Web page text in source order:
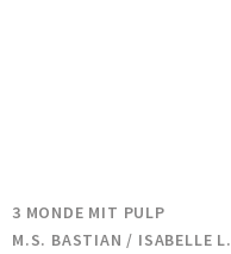
3 MONDE MIT PULP
M.S. BASTIAN / ISABELLE L.